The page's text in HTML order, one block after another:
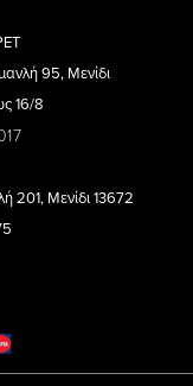
95, Μενίδι
16/8
201, Μενίδι 13672